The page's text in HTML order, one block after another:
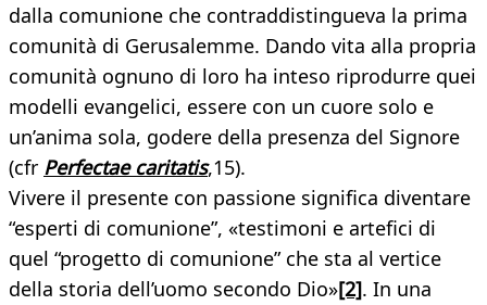
dalla comunione che contraddistingueva la prima
comunità di Gerusalemme. Dando vita alla propria
comunità ognuno di loro ha inteso riprodurre quei
modelli evangelici, essere con un cuore solo e
un’anima sola, godere della presenza del Signore
(cfr Perfectae caritatis,15).
Vivere il presente con passione significa diventare
“esperti di comunione”, «testimoni e artefici di
quel “progetto di comunione” che sta al vertice
della storia dell’uomo secondo Dio»[2]. In una